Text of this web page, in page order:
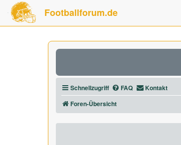
Footballforum.de
Schnellzugriff FAQ Kontakt
Foren-Übersicht